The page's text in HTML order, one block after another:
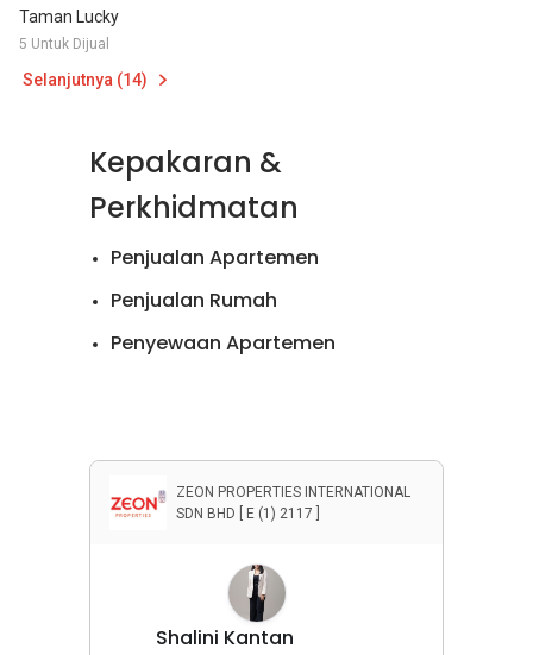
Taman Lucky
5 Untuk Dijual
Selanjutnya (14)
Kepakaran &
Perkhidmatan
Penjualan Apartemen
Penjualan Rumah
Penyewaan Apartemen
ZEON PROPERTIES INTERNATIONAL
SDN BHD [ E (1) 2117 ]
Shalini Kantan